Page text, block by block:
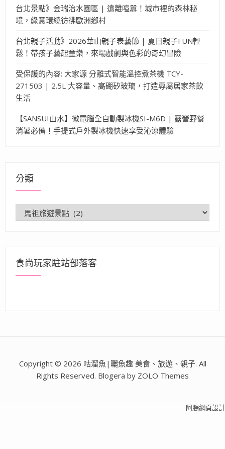
台北景點》金瑞治水園區 | 遠離喧囂！城市裡的森林秘
境，綠意環繞彷彿歐洲鄉村
台北親子活動》2026華山親子表藝節 | 夏日親子FUN輕
鬆！帶孩子藝起童樂，來場戲劇與色彩的奇幻冒險
受保護的內容: 大家源 分離式智能溫控煮茶機 TCY-
271503 | 2.5L 大容量、高硼矽玻璃，打造專屬居家茶飲
生活
【SANSUI山水】微電腦全自動製冰機SI-M6D | 露營野餐
消暑必備！手提式戶外製冰機快速享受沁涼體驗
分類
類
食尚玩家駐站部落客
Copyright © 2026 咕溜魚|曬魚趣 美食、旅遊、親子. All
Rights Reserved. Blogera by ZOLO Themes
阿腸網頁設計